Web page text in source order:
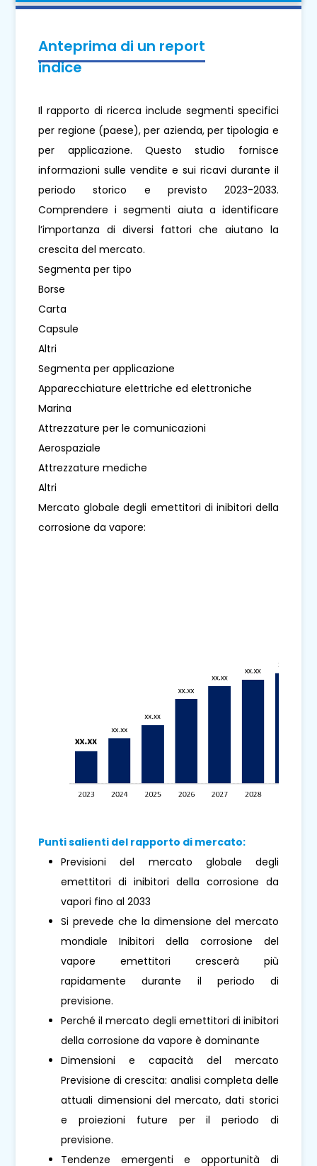
Anteprima di un report
indice
Il rapporto di ricerca include segmenti specifici
per regione (paese), per azienda, per tipologia e
per applicazione. Questo studio fornisce
informazioni sulle vendite e sui ricavi durante il
periodo storico e previsto 2023-2033.
Comprendere i segmenti aiuta a identificare
l’importanza di diversi fattori che aiutano la
crescita del mercato.
Segmenta per tipo
Borse
Carta
Capsule
Altri
Segmenta per applicazione
Apparecchiature elettriche ed elettroniche
Marina
Attrezzature per le comunicazioni
Aerospaziale
Attrezzature mediche
Altri
Mercato globale degli emettitori di inibitori della
corrosione da vapore:
Punti salienti del rapporto di mercato:
Previsioni del mercato globale degli
emettitori di inibitori della corrosione da
vapori fino al 2033
Si prevede che la dimensione del mercato
mondiale Inibitori della corrosione del
vapore emettitori crescerà più
rapidamente durante il periodo di
previsione.
Perché il mercato degli emettitori di inibitori
della corrosione da vapore è dominante
Dimensioni e capacità del mercato
Previsione di crescita: analisi completa delle
attuali dimensioni del mercato, dati storici
e proiezioni future per il periodo di
previsione.
Tendenze emergenti e opportunità di